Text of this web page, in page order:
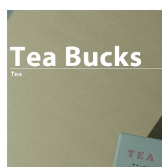
#SHOPPING ADDICT #憧れの
#古着
#マイナーグ
#フイナムの
#FOCUS IT